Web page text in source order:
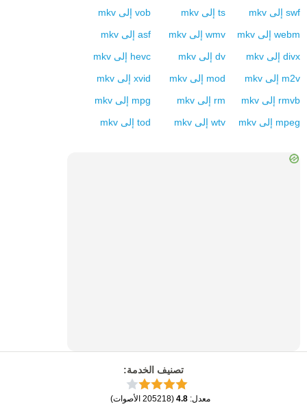
swf إلى mkv
ts إلى mkv
vob إلى mkv
webm إلى mkv
wmv إلى mkv
asf إلى mkv
divx إلى mkv
dv إلى mkv
hevc إلى mkv
m2v إلى mkv
mod إلى mkv
xvid إلى mkv
rmvb إلى mkv
rm إلى mkv
mpg إلى mkv
mpeg إلى mkv
wtv إلى mkv
tod إلى mkv
تصنيف الخدمة:
معدل:
4.8
(
205218 الأصوات)